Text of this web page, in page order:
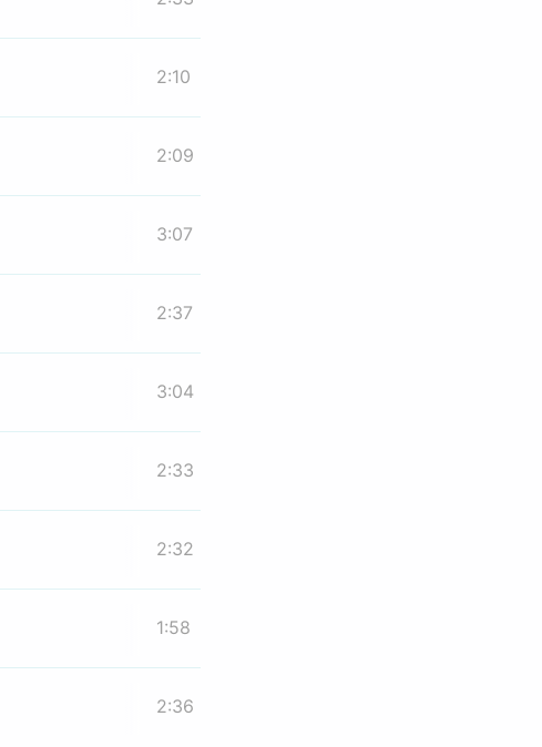
2:10
2:09
3:07
2:37
3:04
2:33
2:32
1:58
2:36